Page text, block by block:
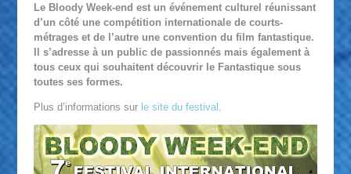
Le Bloody Week-end est un événement culturel réunissant
d’un côté une compétition internationale de courts-
métrages et de l’autre une convention du film fantastique.
Il s’adresse à un public de passionnés mais également à
tous ceux qui souhaitent découvrir le Fantastique sous
toutes ses formes.
Plus d’informations sur le site du festival .